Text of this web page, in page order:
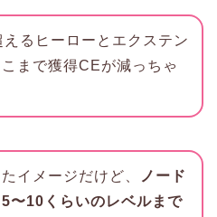
るヒーローとエクステン
まで獲得CEが減っちゃ
イメージだけど、
ノード
〜10くらいのレベルまで